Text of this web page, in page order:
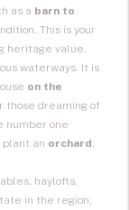
as a barn to
This is your
heritage value.
waterways. It is
on the
those dreaming of
number one
plant an orchard,
haylofts,
in the region,